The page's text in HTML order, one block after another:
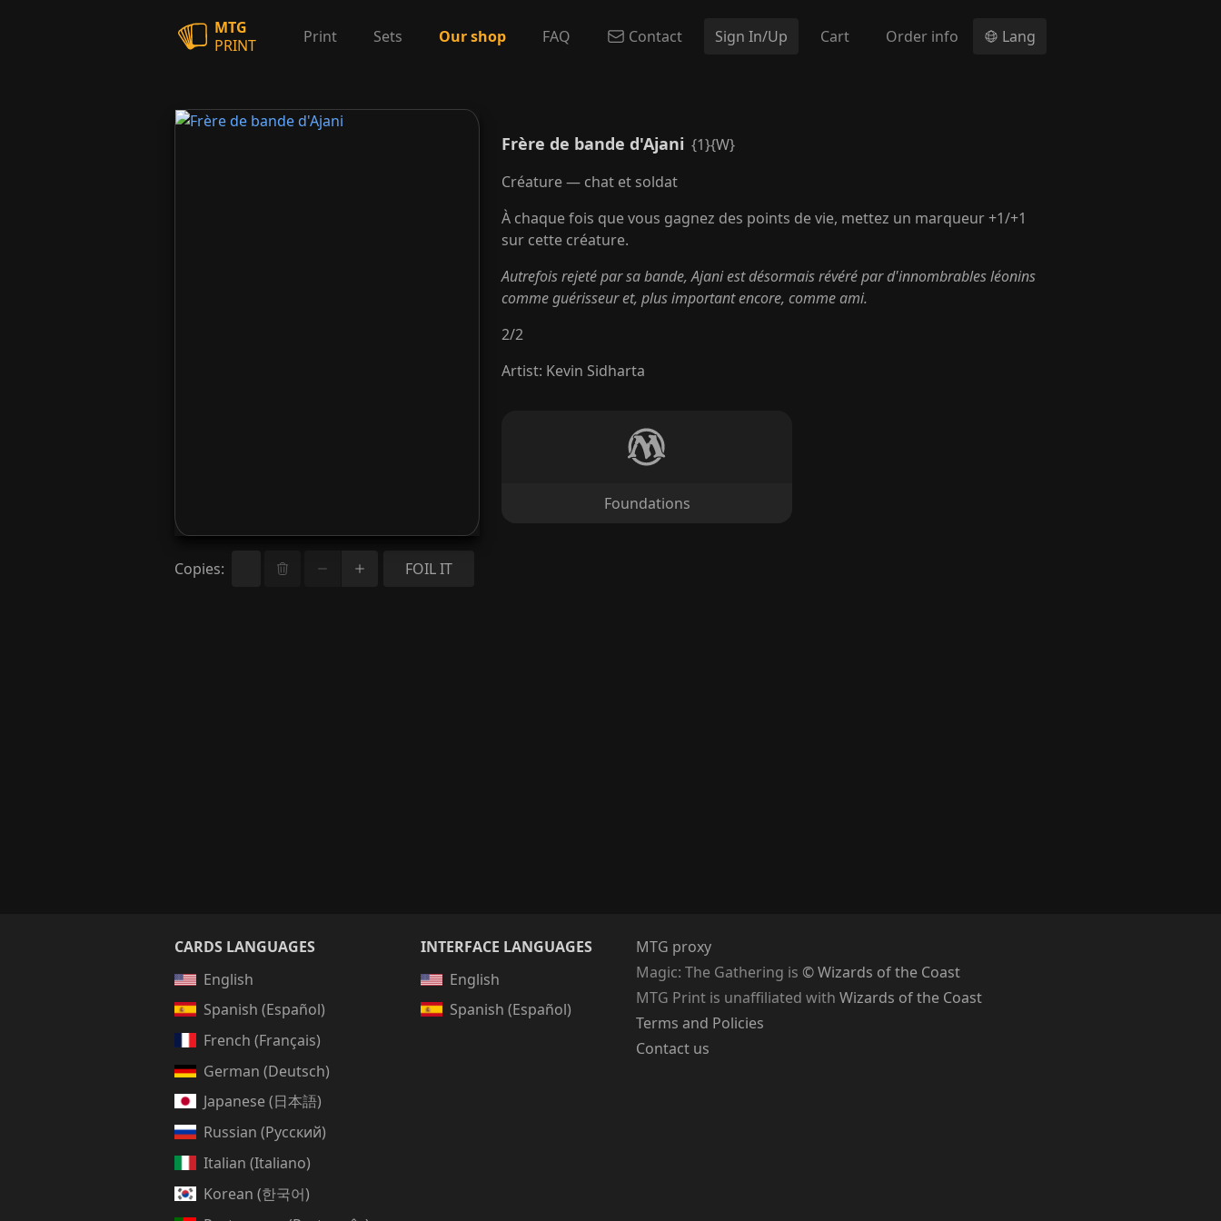
MTG
PRINT
Print Sets Our shop FAQ Contact Sign In/Up Cart Order info Lang
Copies: FOIL IT
Frère de bande d'Ajani {1}{W}
Créature — chat et soldat
À chaque fois que vous gagnez des points de vie, mettez un marqueur +1/+1
sur cette créature.
Autrefois rejeté par sa bande, Ajani est désormais révéré par d'innombrables léonins
comme guérisseur et, plus important encore, comme ami.
2/2
Artist: Kevin Sidharta
Foundations
CARDS LANGUAGES
English
Spanish (Español)
French (Français)
German (Deutsch)
Japanese (日本語)
Russian (Русский)
Italian (Italiano)
Korean (한국어)
INTERFACE LANGUAGES
English
Spanish (Español)
MTG proxy
Magic: The Gathering is © Wizards of the Coast
MTG Print is unaffiliated with Wizards of the Coast
Terms and Policies
Contact us